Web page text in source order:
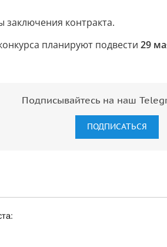
заключения контракта.
планируют подвести 29
Подписывайтесь на наш
ПОДПИСАТЬСЯ